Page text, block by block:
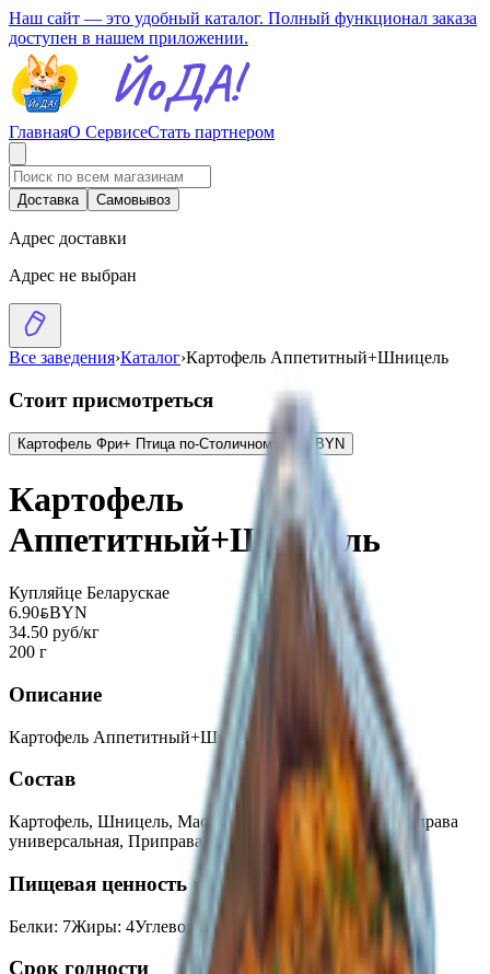
Наш сайт — это удобный каталог. Полный функционал заказа
доступен в нашем приложении.
ГлавнаяО СервисеСтать партнером
Доставка Самовывоз
Адрес доставки
Адрес не выбран
Все заведения›Каталог›Картофель Аппетитный+Шницель
Стоит присмотреться
Картофель Фри+ Птица по-Столичному 8.90 BYN
Картофель
Аппетитный+Шницель
Купляйце Беларускае
6.90BYNBYN
34.50 руб/кг
200 г
Описание
Картофель Аппетитный+Шницель
Состав
Картофель, Шницель, Масло растительное, Соль, Приправа
универсальная, Приправа Чеснок суш
Пищевая ценность на 100г
Белки: 7Жиры: 4Углеводы :5 Калории
Срок годности